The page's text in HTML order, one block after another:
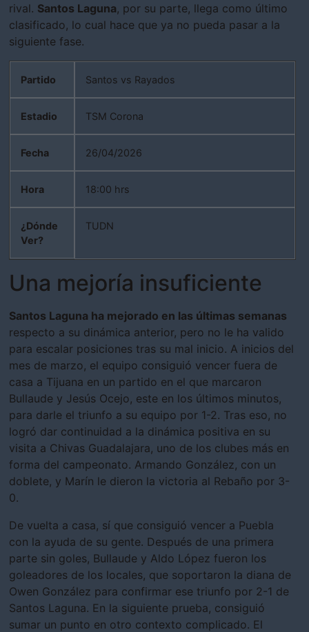
rival. Santos Laguna, por su parte, llega como último
clasificado, lo cual hace que ya no pueda pasar a la
siguiente fase.
Partido
Estadio
Fecha
Hora
¿Dónde
Ver?
Santos vs Rayados
TSM Corona
26/04/2026
18:00 hrs
TUDN
Una mejoría insuficiente
Santos Laguna ha mejorado en las últimas semanas
respecto a su dinámica anterior, pero no le ha valido
para escalar posiciones tras su mal inicio. A inicios del
mes de marzo, el equipo consiguió vencer fuera de
casa a Tijuana en un partido en el que marcaron
Bullaude y Jesús Ocejo, este en los últimos minutos,
para darle el triunfo a su equipo por 1-2. Tras eso, no
logró dar continuidad a la dinámica positiva en su
visita a Chivas Guadalajara, uno de los clubes más en
forma del campeonato. Armando González, con un
doblete, y Marín le dieron la victoria al Rebaño por 3-
0.
De vuelta a casa, sí que consiguió vencer a Puebla
con la ayuda de su gente. Después de una primera
parte sin goles, Bullaude y Aldo López fueron los
goleadores de los locales, que soportaron la diana de
Owen González para confirmar ese triunfo por 2-1 de
Santos Laguna. En la siguiente prueba, consiguió
sumar un punto en otro contexto complicado. El